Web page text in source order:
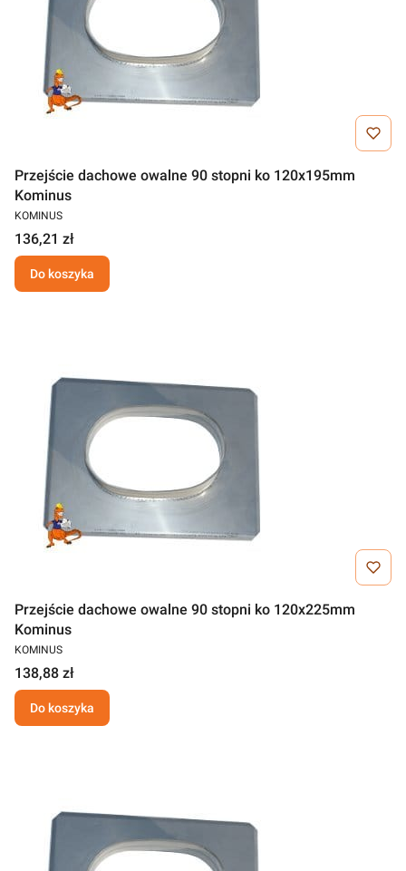
Przejście dachowe owalne 90 stopni ko 120x195mm
Kominus
KOMINUS
136,21 zł
Do koszyka
Przejście dachowe owalne 90 stopni ko 120x225mm
Kominus
KOMINUS
138,88 zł
Do koszyka